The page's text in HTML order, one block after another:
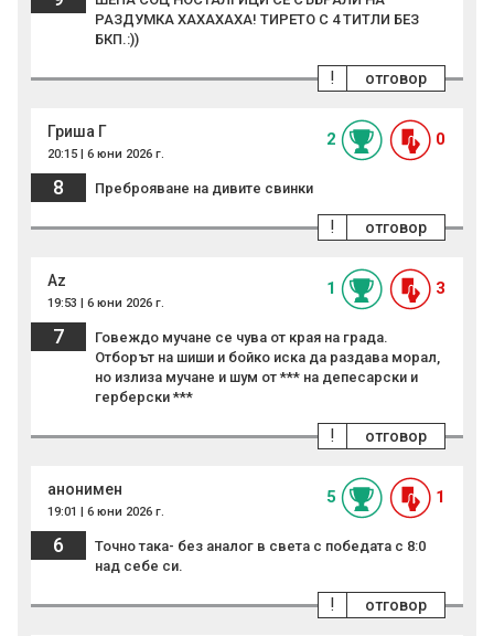
РАЗДУМКА ХАХАХАХА! ТИРЕТО С 4 ТИТЛИ БЕЗ
БКП.:))
отговор
!
Гриша Г
20:15 | 6 юни 2026 г.
2 0
8 Преброяване на дивите свинки
отговор
!
Az
19:53 | 6 юни 2026 г.
1 3
7
Говеждо мучане се чува от края на града.
Отборът на шиши и бойко иска да раздава морал,
но излиза мучане и шум от *** на депесарски и
герберски ***
отговор
!
анонимен
19:01 | 6 юни 2026 г.
5 1
6
Точно така- без аналог в света с победата с 8:0
над себе си.
отговор
!